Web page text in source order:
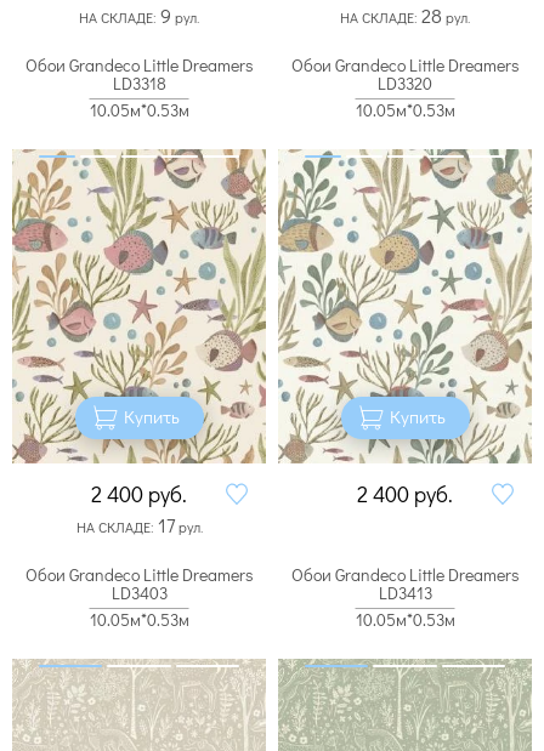
НА СКЛАДЕ: 9 рул. НА СКЛАДЕ: 28 рул.
Обои Grandeco Little Dreamers
LD3318
10.05м*0.53м
Купить
2 400 руб.
НА СКЛАДЕ: 17рул.
Обои Grandeco Little Dreamers
LD3320
10.05м*0.53м
Купить
2 400 руб.
Обои Grandeco Little Dreamers
LD3403
10.05м*0.53м
Обои Grandeco Little Dreamers
LD3413
10.05м*0.53м